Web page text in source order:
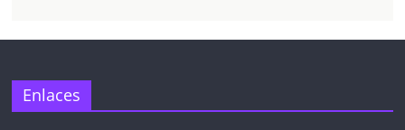
Enlaces